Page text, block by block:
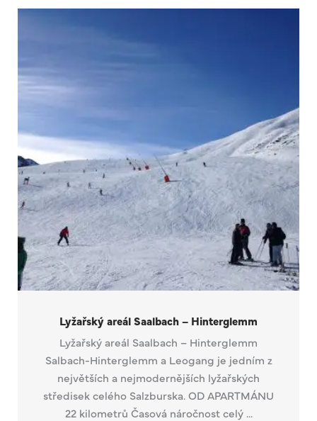
Lyžařský areál Saalbach – Hinterglemm
Lyžařský areál Saalbach – Hinterglemm
Salbach-Hinterglemm a Leogang je jedním z
největších a nejmodernějších lyžařských
středisek celého Salzburska. OD APARTMÁNU
22 kilometrů Časová náročnost celý ...